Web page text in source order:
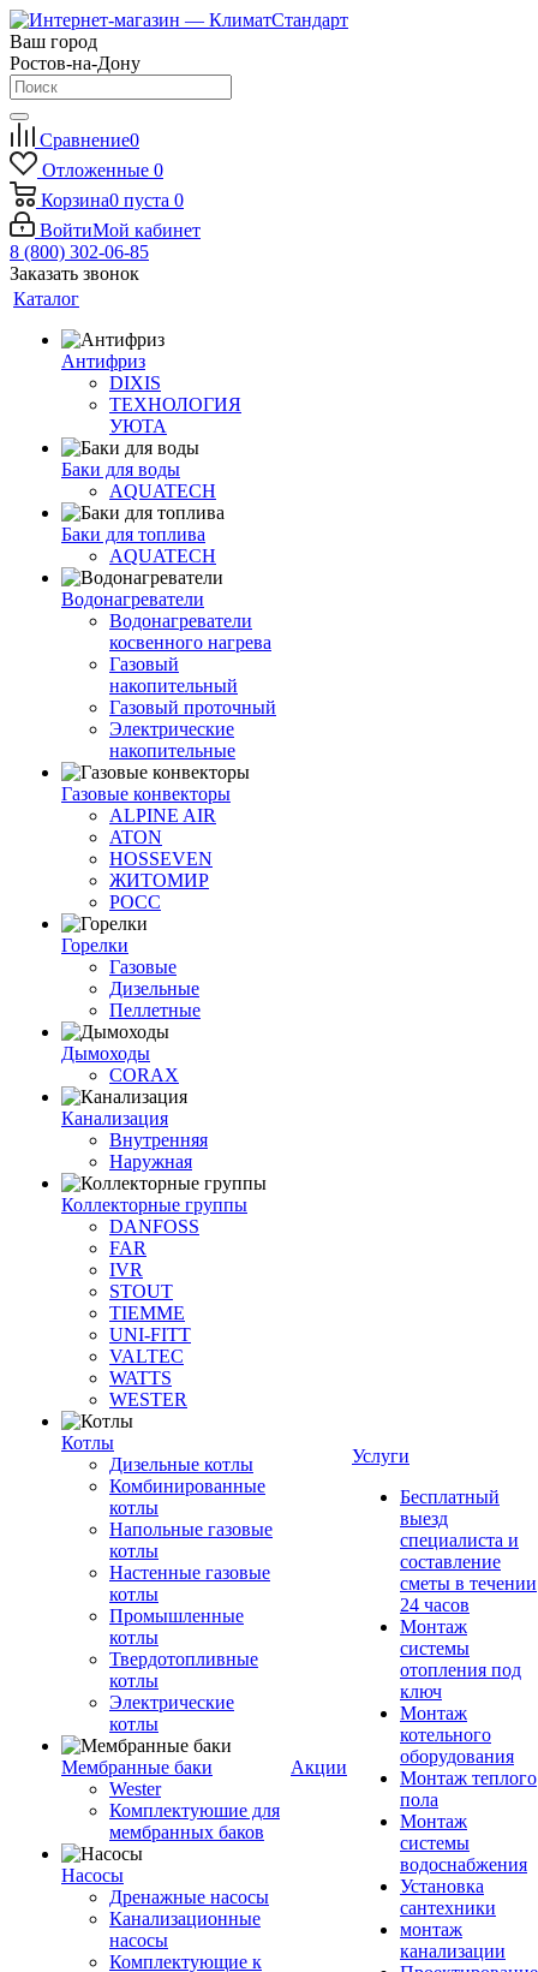
Ваш город
Ростов-на-Дону
Сравнение0
Отложенные 0
Корзина0 пуста 0
ВойтиМой кабинет
8 (800) 302-06-85
Заказать звонок
Каталог
Антифриз
DIXIS
ТЕХНОЛОГИЯ
УЮТА
Баки для воды
AQUATECH
Баки для топлива
AQUATECH
Водонагреватели
Водонагреватели
косвенного нагрева
Газовый
накопительный
Газовый проточный
Электрические
накопительные
Газовые конвекторы
ALPINE AIR
ATON
HOSSEVEN
ЖИТОМИР
РОСС
Горелки
Газовые
Дизельные
Пеллетные
Дымоходы
CORAX
Канализация
Внутренняя
Наружная
Коллекторные группы
DANFOSS
FAR
IVR
STOUT
TIEMME
UNI-FITT
VALTEC
WATTS
WESTER
Котлы
Дизельные котлы
Комбинированные
котлы
Напольные газовые
котлы
Настенные газовые
котлы
Промышленные
котлы
Твердотопливные
котлы
Электрические
котлы
Мембранные баки
Wester
Комплектуюшие для
мембранных баков
Насосы
Дренажные насосы
Канализационные
насосы
Комплектующие к
Акции
Услуги
Бесплатный
выезд
специалиста и
составление
сметы в течении
24 часов
Монтаж
системы
отопления под
ключ
Монтаж
котельного
оборудования
Монтаж теплого
пола
Монтаж
системы
водоснабжения
Установка
сантехники
монтаж
канализации